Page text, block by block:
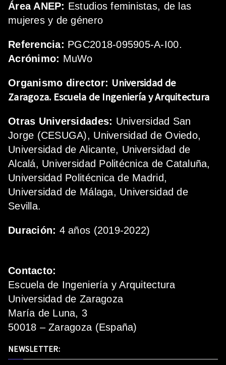
Área ANEP: Estudios feministas, de las
mujeres y de género
Referencia: PGC2018-095905-A-I00.
Acrónimo: MuWo
Organismo director: Universidad de
Zaragoza. Escuela de Ingeniería y Arquitectura
Otras Universidades: Universidad San
Jorge (CESUGA), Universidad de Oviedo,
Universidad de Alicante, Universidad de
Alcalá, Universidad Politécnica de Cataluña,
Universidad Politécnica de Madrid,
Universidad de Málaga, Universidad de
Sevilla.
Duración: 4 años (2019-2022)
Contacto:
Escuela de Ingeniería y Arquitectura
Universidad de Zaragoza
María de Luna, 3
50018 – Zaragoza (España)
NEWSLETTER: